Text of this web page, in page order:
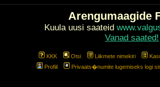
Arengumaagide
Kuula uusi saateid
Vanad saated!
KKK Otsi Liikmete nimekiri
Profiil
Privaats�numite lugemiseks logi